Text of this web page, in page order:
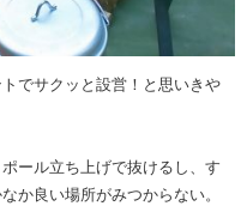
でサクッと設営！と思いきや
ール立ち上げで抜けるし、す
か良い場所がみつからない。